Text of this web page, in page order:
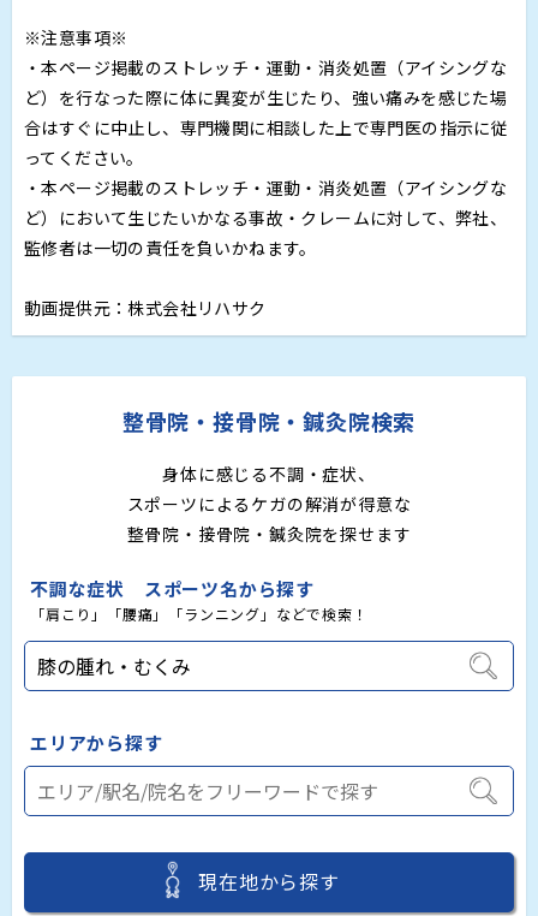
※注意事項※
・本ページ掲載のストレッチ・運動・消炎処置（アイシングな
ど）を行なった際に体に異変が生じたり、強い痛みを感じた場
合はすぐに中止し、専門機関に相談した上で専門医の指示に従
ってください。
・本ページ掲載のストレッチ・運動・消炎処置（アイシングな
ど）において生じたいかなる事故・クレームに対して、弊社、
監修者は一切の責任を負いかねます。
動画提供元：株式会社リハサク
整骨院・接骨院・鍼灸院検索
身体に感じる不調・症状、
スポーツによるケガの解消が得意な
整骨院・接骨院・鍼灸院を探せます
不調な症状 スポーツ名から探す
「肩こり」「腰痛」「ランニング」などで検索！
エリアから探す
現在地から探す